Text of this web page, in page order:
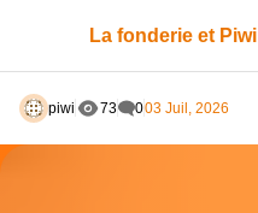
La fonderie et Piwi
piwi 73 003 Juil, 2026